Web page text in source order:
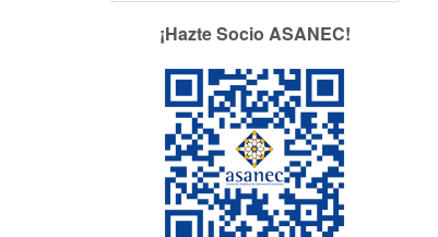
¡Hazte Socio ASANEC!